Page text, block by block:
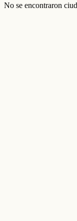
No se encontraron